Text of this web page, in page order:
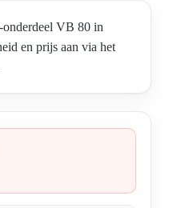
VB 80 in
en prijs aan via het